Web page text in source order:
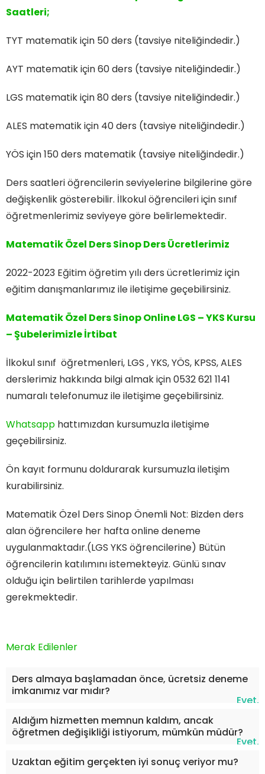
Saatleri;
TYT matematik için 50 ders (tavsiye niteliğindedir.)
AYT matematik için 60 ders (tavsiye niteliğindedir.)
LGS matematik için 80 ders (tavsiye niteliğindedir.)
ALES matematik için 40 ders (tavsiye niteliğindedir.)
YÖS için 150 ders matematik (tavsiye niteliğindedir.)
Ders saatleri öğrencilerin seviyelerine bilgilerine göre
değişkenlik gösterebilir. İlkokul öğrencileri için sınıf
öğretmenlerimiz seviyeye göre belirlemektedir.
Matematik Özel Ders Sinop DersÜcretlerimiz
2022-2023 Eğitim öğretim yılı ders ücretlerimiz için
eğitim danışmanlarımız ile iletişime geçebilirsiniz.
Matematik Özel Ders Sinop Online LGS – YKS Kursu
– Şubelerimizle İrtibat
İlkokul sınıf öğretmenleri, LGS , YKS, YÖS, KPSS, ALES
derslerimiz hakkında bilgi almak için 0532 621 1141
numaralı telefonumuz ile iletişime geçebilirsiniz.
Whatsapp hattımızdan kursumuzla iletişime
geçebilirsiniz.
Ön kayıt formunu doldurarak kursumuzla iletişim
kurabilirsiniz.
Matematik Özel Ders Sinop Önemli Not: Bizden ders
alan öğrencilere her hafta online deneme
uygulanmaktadır.(LGS YKS öğrencilerine) Bütün
öğrencilerin katılımını istemekteyiz. Günlü sınav
olduğu için belirtilen tarihlerde yapılması
gerekmektedir.
Merak Edilenler
Ders almaya başlamadan önce, ücretsiz deneme
imkanımız var mıdır?
Evet,
20
Aldığım hizmetten memnun kaldım, ancak
öğretmen değişikliği istiyorum, mümkün müdür?
Evet,
sizin
Uzaktan eğitim gerçekten iyi sonuç veriyor mu?